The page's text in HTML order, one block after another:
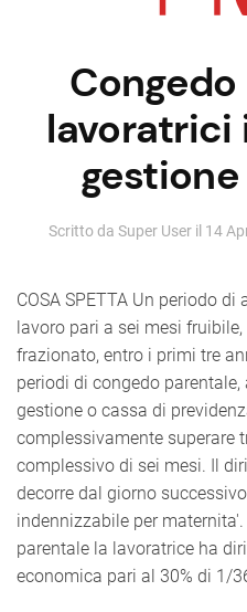
lavoratrici
Scritto da Super User il 14
COSA SPETTA Un periodo
lavoro pari a sei mesi
frazionato, entro i primi tre
periodi di congedo
gestione o cassa di
complessivamente superare
complessivo di sei mesi. Il
decorre dal giorno
indennizzabile per
parentale la lavoratrice ha
economica pari al 30% di 1/